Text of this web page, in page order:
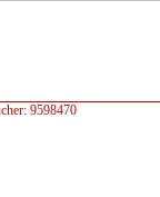
9598470